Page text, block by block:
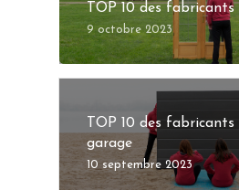
TOP 10 des
9 octobre 2023
TOP 10 des
garage
10 septembre 2023